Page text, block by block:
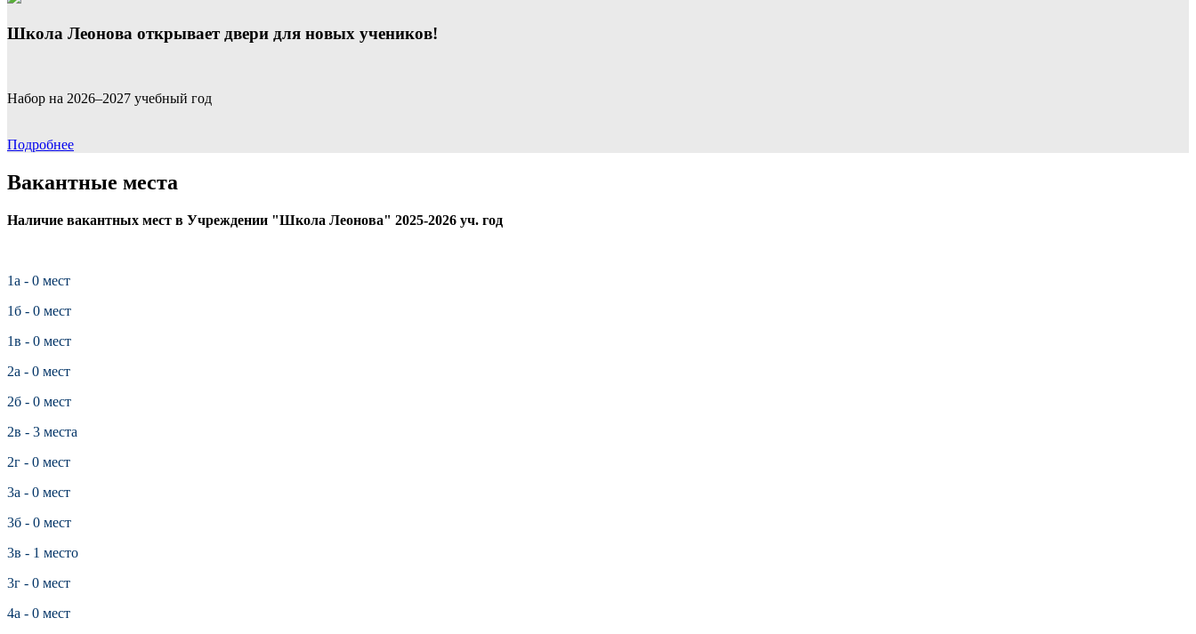
Школа Леонова открывает двери для новых учеников!
Набор на 2026–2027 учебный год
Подробнее
Вакантные места
Наличие вакантных мест в Учреждении "Школа Леонова" 2025-2026 уч. год
1а - 0 мест
1б - 0 мест
1в - 0 мест
2а - 0 мест
2б - 0 мест
2в - 3 места
2г - 0 мест
3а - 0 мест
3б - 0 мест
3в - 1 место
3г - 0 мест
4а - 0 мест